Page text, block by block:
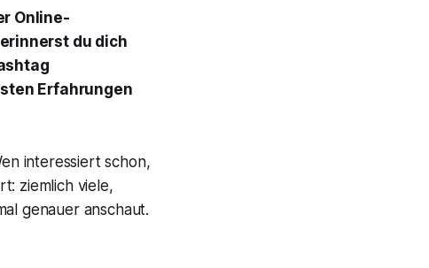
Online-
du dich
Erfahrungen
interessiert schon,
ziemlich viele,
genauer anschaut.